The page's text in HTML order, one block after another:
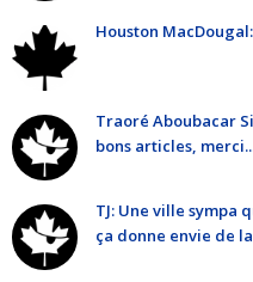
Houston
Traoré Aboubacar
bons articles,
TJ: Une ville sympa
ça donne envie de